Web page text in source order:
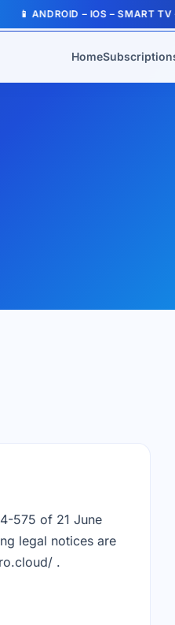
📱 ANDROID – IOS – SMART TV –
Home
575 of 21 June
legal notices are
.